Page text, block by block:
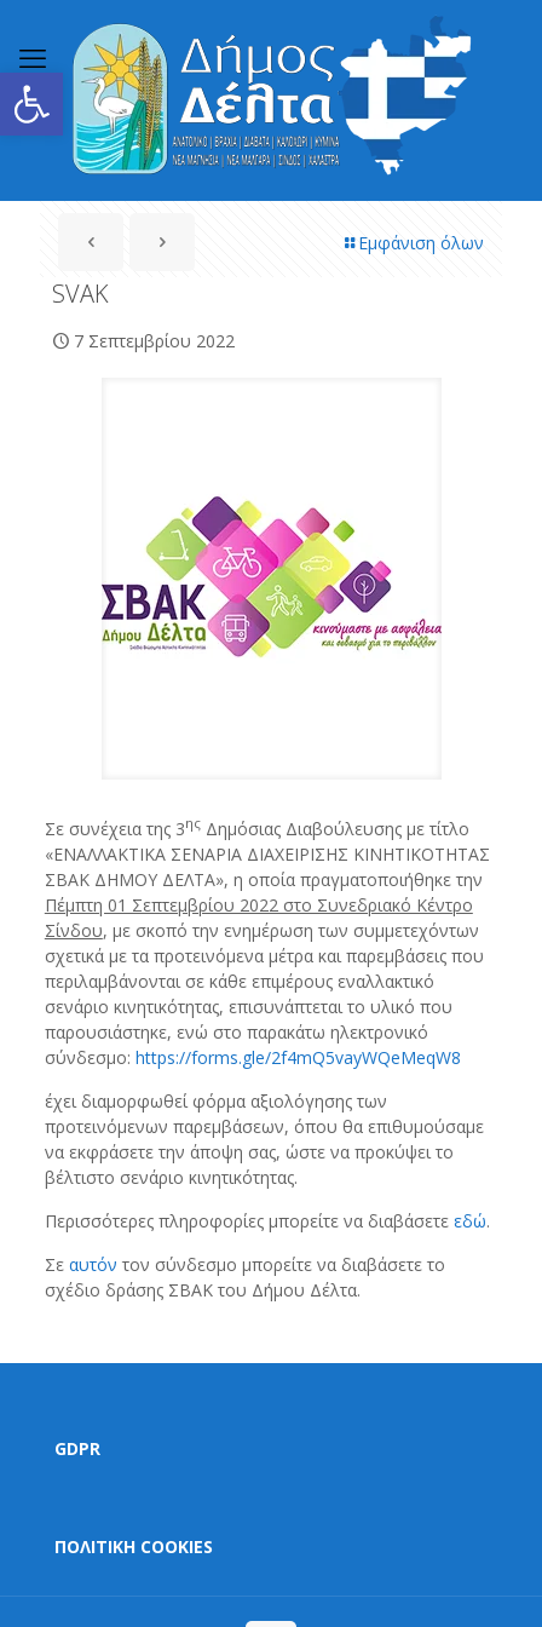
Ανοίξτε τη γραμμή εργαλείων
Εμφάνιση όλων
SVAK
7 Σεπτεμβρίου 2022
Σε συνέχεια της 3ηςΔημόσιας Διαβούλευσης με τίτλο
«ΕΝΑΛΛΑΚΤΙΚΑ ΣΕΝΑΡΙΑ ΔΙΑΧΕΙΡΙΣΗΣ ΚΙΝΗΤΙΚΟΤΗΤΑΣ
ΣΒΑΚ ΔΗΜΟΥ ΔΕΛΤΑ», η οποία πραγματοποιήθηκε την
Πέμπτη 01 Σεπτεμβρίου 2022 στο Συνεδριακό Κέντρο
Σίνδου, με σκοπό την ενημέρωση των συμμετεχόντων
σχετικά με τα προτεινόμενα μέτρα και παρεμβάσεις που
περιλαμβάνονται σε κάθε επιμέρους εναλλακτικό
σενάριο κινητικότητας, επισυνάπτεται το υλικό που
παρουσιάστηκε, ενώ στο παρακάτω ηλεκτρονικό
σύνδεσμο: https://forms.gle/2f4mQ5vayWQeMeqW8
έχει διαμορφωθεί φόρμα αξιολόγησης των
προτεινόμενων παρεμβάσεων, όπου θα επιθυμούσαμε
να εκφράσετε την άποψη σας, ώστε να προκύψει το
βέλτιστο σενάριο κινητικότητας.
Περισσότερες πληροφορίες μπορείτε να διαβάσετε εδώ.
Σε αυτόν τον σύνδεσμο μπορείτε να διαβάσετε το
σχέδιο δράσης ΣΒΑΚ του Δήμου Δέλτα.
GDPR
ΠΟΛΙΤΙΚΗ COOKIES